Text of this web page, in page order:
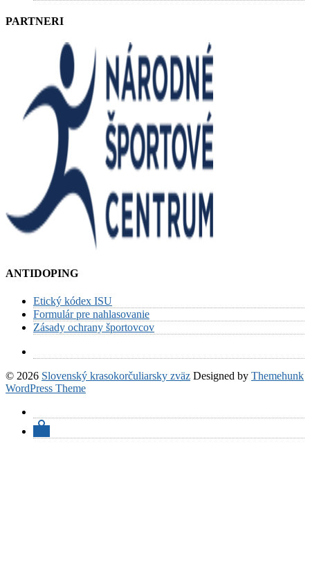
PARTNERI
ANTIDOPING
Etický kódex ISU
Formulár pre nahlasovanie
Zásady ochrany športovcov
© 2026 Slovenský krasokorčuliarsky zväz Designed by Themehunk
WordPress Theme